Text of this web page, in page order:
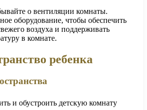
о вентиляции комнаты.
оборудование, чтобы обеспечить
воздуха и поддерживать
в комнате.
ребенка